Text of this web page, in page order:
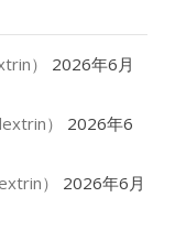
）
2026年6月
）
2026年6
）
2026年6月